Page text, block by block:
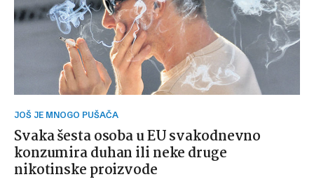
JOŠ JE MNOGO PUŠAČA
Svaka šesta osoba u EU svakodnevno
konzumira duhan ili neke druge
nikotinske proizvode